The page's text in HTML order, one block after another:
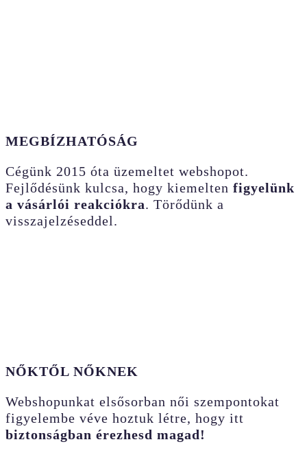
MEGBÍZHATÓSÁG
Cégünk 2015 óta üzemeltet webshopot.
Fejlődésünk kulcsa, hogy kiemelten figyelünk
a vásárlói reakciókra. Törődünk a
visszajelzéseddel.
NŐKTŐL NŐKNEK
Webshopunkat elsősorban női szempontokat
figyelembe véve hoztuk létre, hogy itt
biztonságban érezhesd magad!